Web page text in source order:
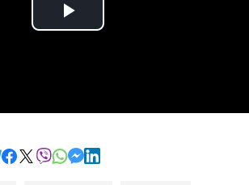
Play
отправить в Telegram
поделиться в Facebook
поделиться в X
отправить в Viber
отправить в Whatsapp
отправить в Messenger
отправить в LinkedIn